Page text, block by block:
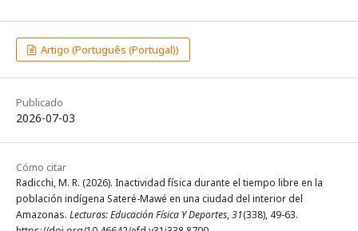
Artigo (Português (Portugal))
Publicado
2026-07-03
Cómo citar
Radicchi, M. R. (2026). Inactividad física durante el tiempo libre en la
población indígena Sateré-Mawé en una ciudad del interior del
Amazonas. Lecturas: Educación Física Y Deportes,31(338), 49-63.